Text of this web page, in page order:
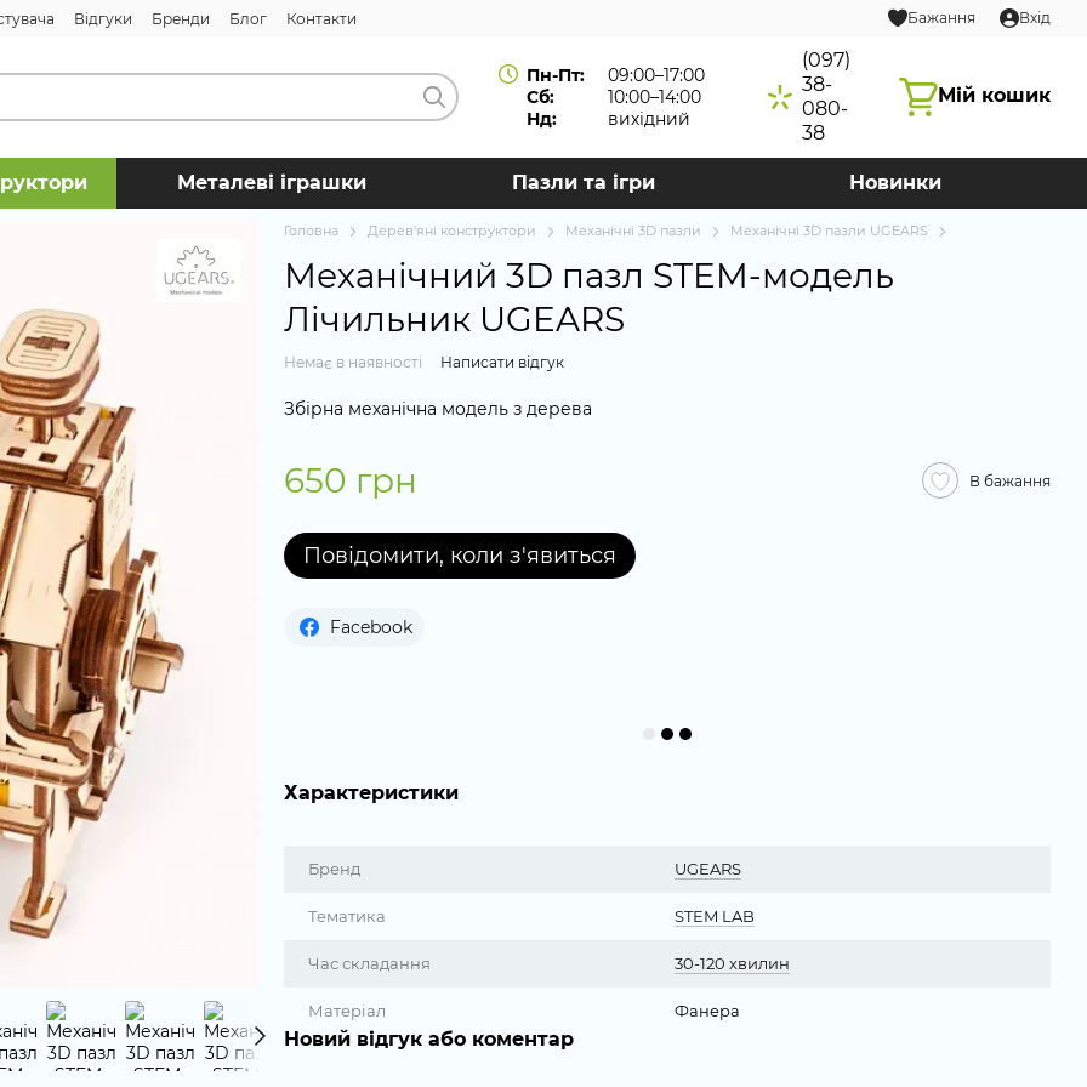
Відгуки Бренди Блог Контакти Бажання Вхід
Пн-Пт:
09:00–17:00
Сб:
10:00–14:00
Нд:
вихідний
(097)
38-
080-
38
Мій кошик
Металеві іграшки Пазли та ігри Новинки
Головна Дерев'яні конструктори Механічні 3D пазли Механічні 3D пазли UGEARS
Механічний 3D пазл STEM-модель
Лічильник UGEARS
Немає в наявності Написати відгук
Збірна механічна модель з дерева
650 грн В бажання
Повідомити, коли з'явиться
Facebook
Характеристики
Бренд UGEARS
Тематика STEM LAB
Час складання 30-120 хвилин
Матеріал Фанера
Новий відгук або коментар